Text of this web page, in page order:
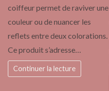
coiffeur permet de raviver une
couleur ou de nuancer les
reflets entre deux colorations.
Ce produit s’adresse…
Continuer la lecture